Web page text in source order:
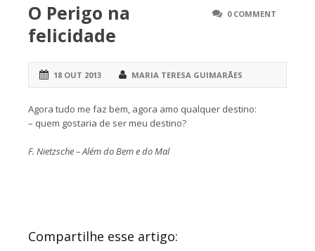
0 COMMENT
O Perigo na
felicidade
18 OUT 2013 MARIA TERESA GUIMARÃES
Agora tudo me faz bem, agora amo qualquer destino:
– quem gostaria de ser meu destino?
F. Nietzsche – Além do Bem e do Mal
Compartilhe esse artigo: